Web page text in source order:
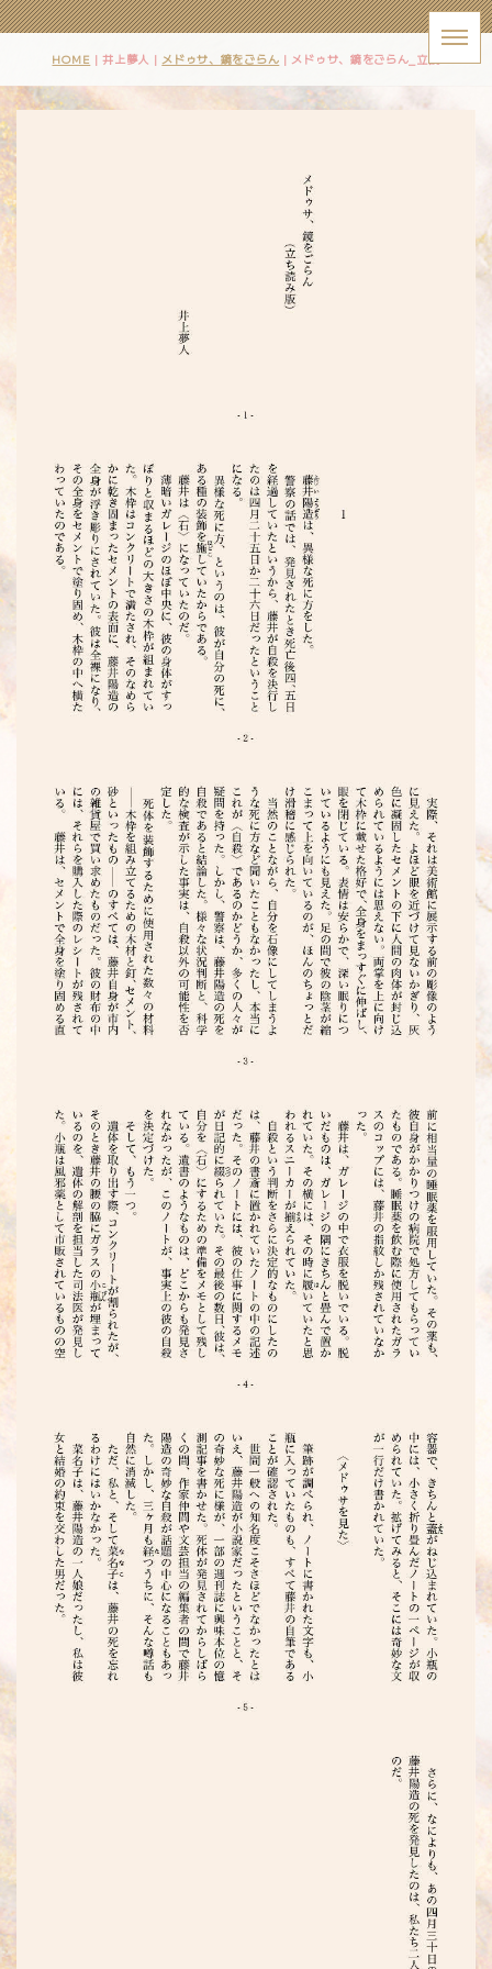
HOME | 井上夢人 |メドゥサ、鏡をごらん | メドゥサ、鏡をごらん_立読